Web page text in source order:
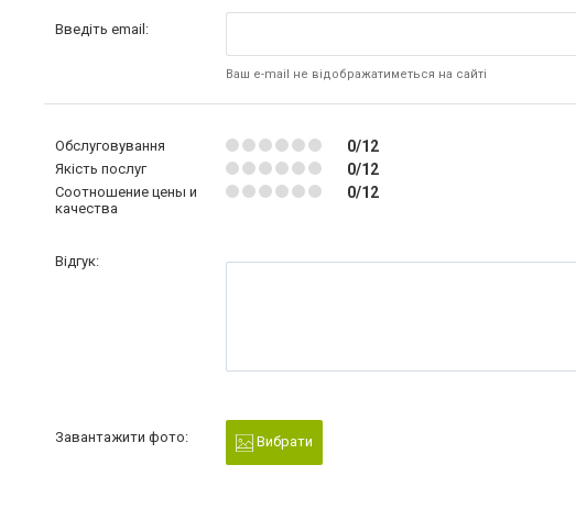
Введіть email:
Ваш e-mail не відображатиметься на сайті
Обслуговування 0/12
Якість послуг 0/12
Соотношение цены и
качества
0/12
Відгук:
Завантажити фото: Вибрати